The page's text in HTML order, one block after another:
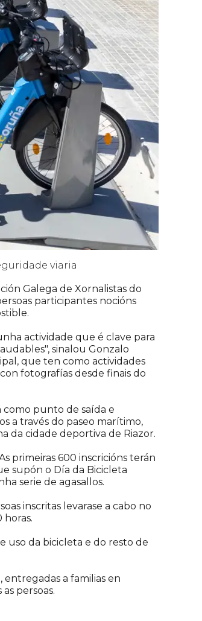
viaria
Galega de Xornalistas do
participantes nocións
actividade que é clave para
sinalou Gonzalo
que ten como actividades
fotografías desde finais do
punto de saída e
a través do paseo marítimo,
da cidade deportiva de Riazor.
primeiras 600 inscricións terán
supón o Día da Bicicleta
serie de agasallos.
inscritas levarase a cabo no
horas.
uso da bicicleta e do resto de
a familias en
persoas.